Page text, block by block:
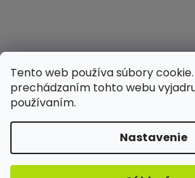
Tento web používa súbory
prechádzaním tohto webu
používaním.
Nastavenie
Vytvoril